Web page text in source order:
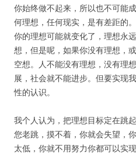
你始终做不起来，所以也不可能
何理想，任何现实，是有差距的
你的理想可能就变化了，理想永
想，但是呢，如果你没有理想，
空想。人不能没有理想，没有理
展，社会就不能进步。但要实现
性的认识。
我个人认为，把理想目标定在跳
您老跳，摸不着，你就会失望，
太低，你就不用努力你都可以实